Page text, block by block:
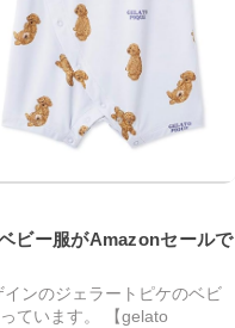
ビー服がAmazonセールで
ンのジェラートピケのベビ
ています。 【gelato